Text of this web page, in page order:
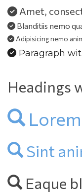
Amet,
Blanditiis nemo
Adipisicing nemo
Paragraph
Headings
Sint
Eaque